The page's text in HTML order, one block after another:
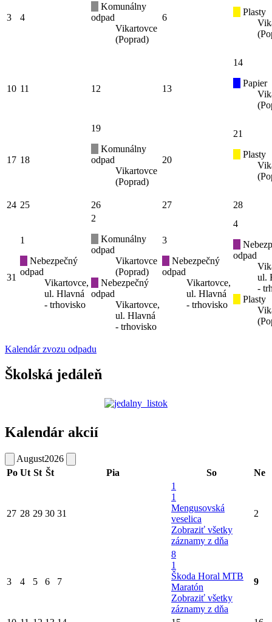
3 4
Komunálny
odpad
Vikartovce
(Poprad)
6
Plasty
10 11 12 13
14
Papier
17 18
19
Komunálny
odpad
Vikartovce
(Poprad)
20
21
Plasty
24 25 26 27 28
31
1
Nebezpečný
odpad
Vikartovce,
ul. Hlavná
- trhovisko
2
Komunálny
odpad
Vikartovce
(Poprad)
Nebezpečný
odpad
Vikartovce,
ul. Hlavná
- trhovisko
3
Nebezpečný
odpad
Vikartovce,
ul. Hlavná
- trhovisko
4
odpad
ul.
-
Plasty
Kalendár zvozu odpadu
Školská jedáleň
Kalendár akcií
August2026
Po Ut St Št Pia So Ne
27 28 29 30 31
1
1
Mengusovská
veselica
Zobraziť všetky
záznamy z dňa
2
3 4 5 6 7
8
1
Škoda Horal MTB
Maratón
Zobraziť všetky
záznamy z dňa
9